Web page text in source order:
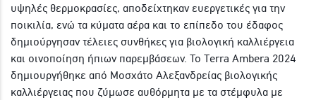
υψηλές θερμοκρασίες, αποδείχτηκαν ευεργετικές για την
ποικιλία, ενώ τα κύματα αέρα και το επίπεδο του έδαφος
δημιούργησαν τέλειες συνθήκες για βιολογική καλλιέργεια
και οινοποίηση ήπιων παρεμβάσεων. Το Terra Ambera 2024
δημιουργήθηκε από Μοσχάτο Αλεξανδρείας βιολογικής
καλλιέργειας που ζύμωσε αυθόρμητα με τα στέμφυλα με